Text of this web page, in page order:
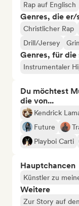
Rap auf Englisch
Genres, die er/
Christlicher Rap
Drill/Jersey
Genres, für die
Instrumentaler
Du möchtest
die von...
Kendrick
Future
Playboi Carti
Hauptchancen
Künstler zu
Weitere
Zur Story auf